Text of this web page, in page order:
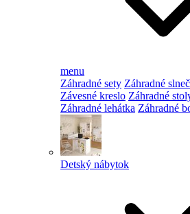
menu
Záhradné sety Záhradné
Závesné kreslo Záhradné
Záhradné lehátka Záhradné
Detský nábytok